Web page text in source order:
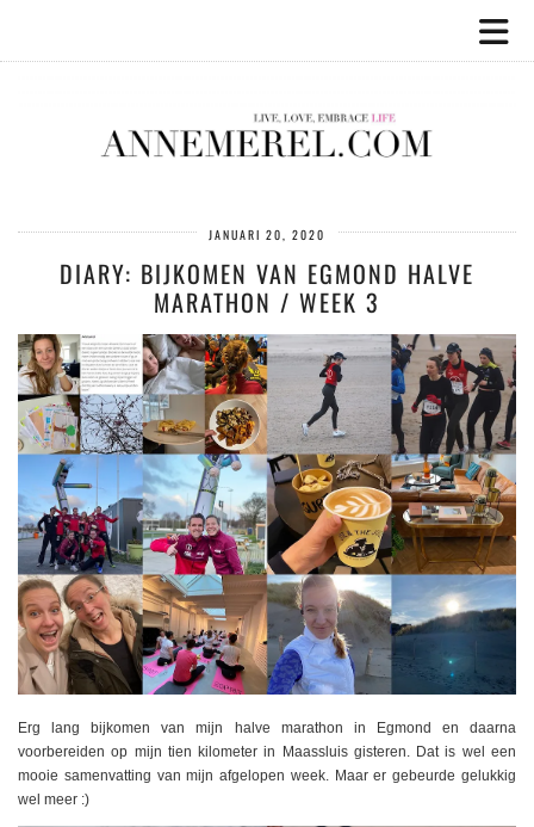
JANUARI 20, 2020
DIARY: BIJKOMEN VAN EGMOND HALVE
MARATHON / WEEK 3
Erg lang bijkomen van mijn halve marathon in Egmond en daarna
voorbereiden op mijn tien kilometer in Maassluis gisteren. Dat is wel een
mooie samenvatting van mijn afgelopen week. Maar er gebeurde gelukkig
wel meer :)